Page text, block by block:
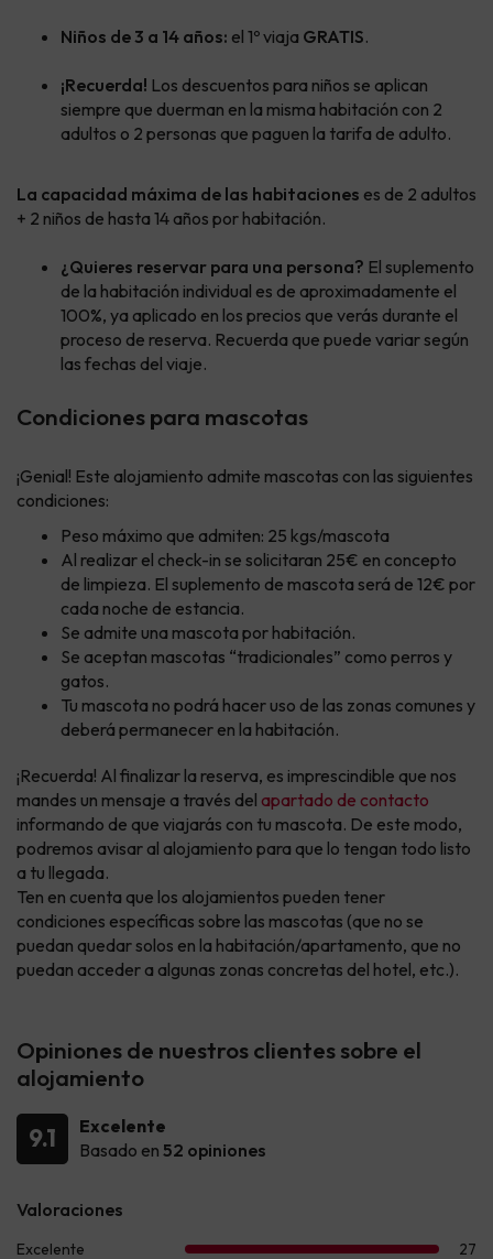
Niños de 3 a 14 años: el 1º viaja GRATIS.
¡Recuerda! Los descuentos para niños se aplican
siempre que duerman en la misma habitación con 2
adultos o 2 personas que paguen la tarifa de adulto.
La capacidad máxima de las habitaciones es de 2 adultos
+ 2 niños de hasta 14 años por habitación.
¿Quieres reservar para una persona? El suplemento
de la habitación individual es de aproximadamente el
100%, ya aplicado en los precios que verás durante el
proceso de reserva. Recuerda que puede variar según
las fechas del viaje.
Condiciones para mascotas
¡Genial! Este alojamiento admite mascotas con las siguientes
condiciones:
Peso máximo que admiten: 25 kgs/mascota
Al realizar el check-in se solicitaran 25€ en concepto
de limpieza. El suplemento de mascota será de 12€ por
cada noche de estancia.
Se admite una mascota por habitación.
Se aceptan mascotas “tradicionales” como perros y
gatos.
Tu mascota no podrá hacer uso de las zonas comunes y
deberá permanecer en la habitación.
¡Recuerda! Al finalizar la reserva, es imprescindible que nos
mandes un mensaje a través del apartado de contacto
informando de que viajarás con tu mascota. De este modo,
podremos avisar al alojamiento para que lo tengan todo listo
a tu llegada.
Ten en cuenta que los alojamientos pueden tener
condiciones específicas sobre las mascotas (que no se
puedan quedar solos en la habitación/apartamento, que no
puedan acceder a algunas zonas concretas del hotel, etc.).
Opiniones de nuestros clientes sobre el
alojamiento
9.1
Excelente
Basado en 52 opiniones